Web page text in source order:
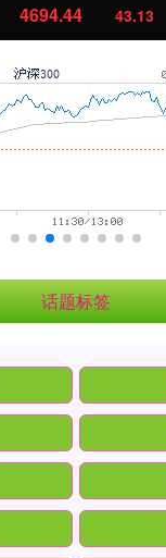
4694.44 43.13
话题标签